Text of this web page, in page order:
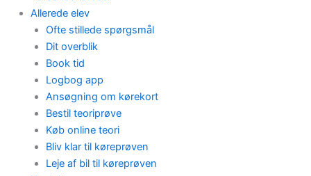
Allerede elev
Ofte stillede spørgsmål
Dit overblik
Book tid
Logbog app
Ansøgning om kørekort
Bestil teoriprøve
Køb online teori
Bliv klar til køreprøven
Leje af bil til køreprøven